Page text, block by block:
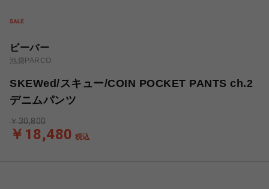
ビーバー
池袋PARCO
SKEWed/スキュー/COIN POCKET PANTS ch.2
デニムパンツ
￥18,480 税込
￥30,800